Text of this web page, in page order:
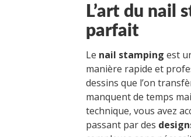
L’art du nail
parfait
Le nail stamping est
manière rapide et
dessins que l’on
manquent de temps
technique, vous avez
passant par des